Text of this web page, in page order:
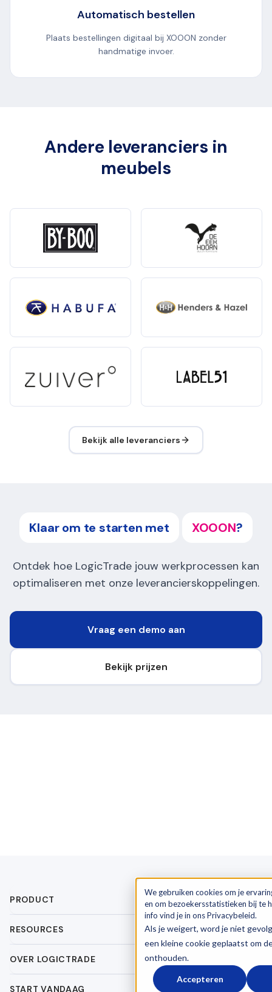
We gebruiken cookies om je
en om bezoekersstatistieken bij te
info vind je in ons Privacybeleid.
Als je weigert, word je niet
een kleine cookie geplaatst om
onthouden.
Accepteren
Automatisch bestellen
Plaats bestellingen digitaal bij XOOON zonder
handmatige invoer.
Andere leveranciers in
meubels
Bekijk alle leveranciers
Klaar om te starten met XOOON?
Ontdek hoe LogicTrade jouw werkprocessen kan
optimaliseren met onze leverancierskoppelingen.
Vraag een demo aan
Bekijk prijzen
PRODUCT
RESOURCES
OVER LOGICTRADE
START VANDAAG